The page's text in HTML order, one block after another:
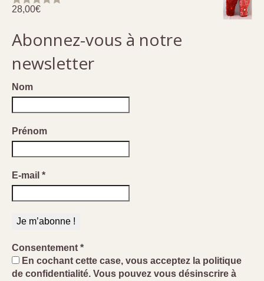
était :
Note5.00
28,00€
Abonnez-vous à notre
newsletter
Nom
Prénom
E-mail *
Consentement *
En cochant cette case, vous acceptez la politique
de confidentialité. Vous pouvez vous désinscrire à